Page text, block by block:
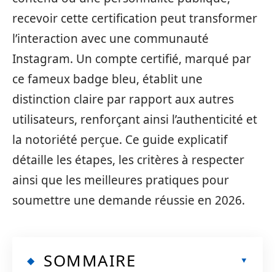
recevoir cette certification peut transformer
l’interaction avec une communauté
Instagram. Un compte certifié, marqué par
ce fameux badge bleu, établit une
distinction claire par rapport aux autres
utilisateurs, renforçant ainsi l’authenticité et
la notoriété perçue. Ce guide explicatif
détaille les étapes, les critères à respecter
ainsi que les meilleures pratiques pour
soumettre une demande réussie en 2026.
SOMMAIRE